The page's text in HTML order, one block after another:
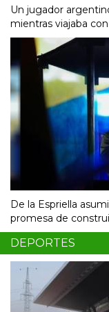
Un jugador
mientras viajaba
De la Espriella
promesa de
DEPORTES